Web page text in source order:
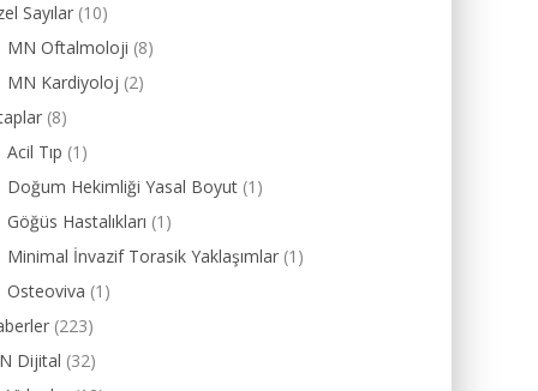
Sayılar (10)
MN Oftalmoloji (8)
MN Kardiyoloj (2)
(8)
Acil Tıp (1)
Doğum Hekimliği Yasal Boyut (1)
Göğüs Hastalıkları (1)
Minimal İnvazif Torasik Yaklaşımlar (1)
Osteoviva (1)
(223)
Dijital (32)